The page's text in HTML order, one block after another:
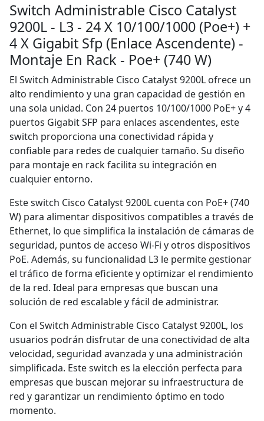
Switch Administrable Cisco Catalyst
9200L - L3 - 24 X 10/100/1000 (Poe+) +
4 X Gigabit Sfp (Enlace Ascendente) -
Montaje En Rack - Poe+ (740 W)
El Switch Administrable Cisco Catalyst 9200L ofrece un
alto rendimiento y una gran capacidad de gestión en
una sola unidad. Con 24 puertos 10/100/1000 PoE+ y 4
puertos Gigabit SFP para enlaces ascendentes, este
switch proporciona una conectividad rápida y
confiable para redes de cualquier tamaño. Su diseño
para montaje en rack facilita su integración en
cualquier entorno.
Este switch Cisco Catalyst 9200L cuenta con PoE+ (740
W) para alimentar dispositivos compatibles a través de
Ethernet, lo que simplifica la instalación de cámaras de
seguridad, puntos de acceso Wi-Fi y otros dispositivos
PoE. Además, su funcionalidad L3 le permite gestionar
el tráfico de forma eficiente y optimizar el rendimiento
de la red. Ideal para empresas que buscan una
solución de red escalable y fácil de administrar.
Con el Switch Administrable Cisco Catalyst 9200L, los
usuarios podrán disfrutar de una conectividad de alta
velocidad, seguridad avanzada y una administración
simplificada. Este switch es la elección perfecta para
empresas que buscan mejorar su infraestructura de
red y garantizar un rendimiento óptimo en todo
momento.